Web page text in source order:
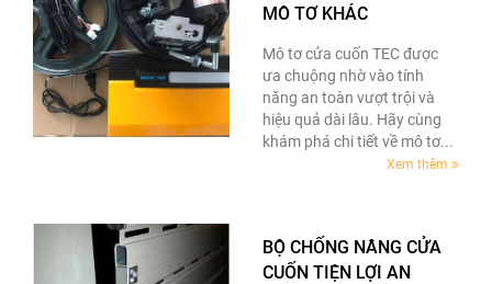
MÔ TƠ KHÁC
Mô tơ cửa cuốn TEC được
ưa chuộng nhờ vào tính
năng an toàn vượt trội và
hiệu quả dài lâu. Hãy cùng
khám phá chi tiết về mô tơ...
Xem thêm
BỘ CHỐNG NÂNG CỬA
CUỐN TIỆN LỢI AN